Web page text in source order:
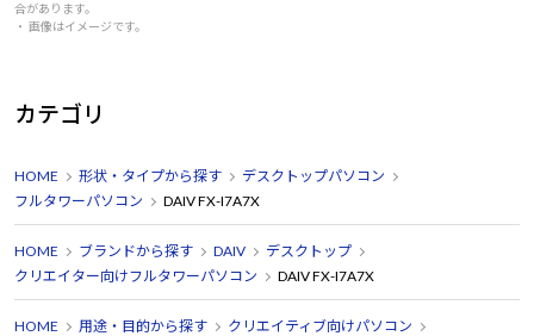
合があります。
・ 画像はイメージです。
カテゴリ
HOME 形状・タイプから探す
デスクトップパソコン
フルタワーパソコン
DAIV FX-I7A7X
HOME ブランドから探す DAIV
デスクトップ
クリエイター向けフルタワーパソコン
DAIV FX-I7A7X
HOME 用途・目的から探す
クリエイティブ向けパソコン